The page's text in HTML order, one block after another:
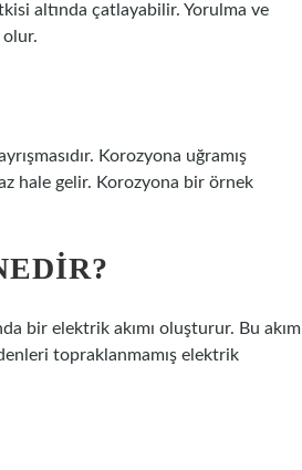
altında çatlayabilir. Yorulma ve
olur.
Korozyona uğramış
hale gelir. Korozyona bir örnek
bir elektrik akımı oluşturur. Bu akım
topraklanmamış elektrik